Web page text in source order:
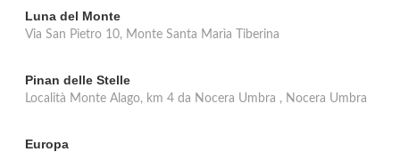
Luna del Monte
Via San Pietro 10, Monte Santa Marìa Tiberina
Pinan delle Stelle
Località Monte Alago, km 4 da Nocera Umbra , Nocera Umbra
Europa